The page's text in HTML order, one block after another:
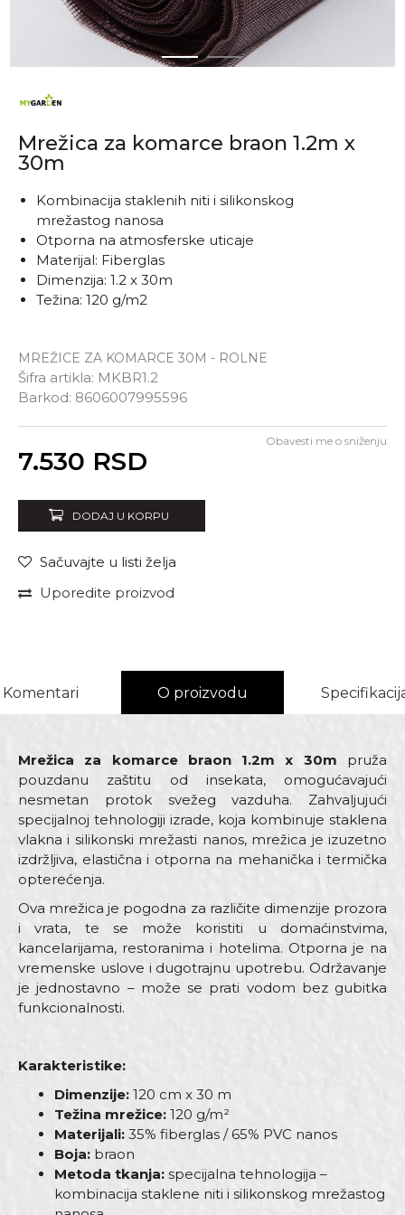
1 2
Mrežica za komarce braon 1.2m x
30m
MREŽICE ZA KOMARCE 30M - ROLNE
Šifra artikla: MKBR1.2
Barkod: 8606007995596
Kombinacija staklenih niti i silikonskog
mrežastog nanosa
Otporna na atmosferske uticaje
Materijal: Fiberglas
Dimenzija: 1.2 x 30m
Težina: 120 g/m2
7.530 RSD
Obavesti me o sniženju
DODAJ U KORPU
Sačuvajte u listi želja
Uporedite proizvod
Komentari O proizvodu
Mrežica za komarce braon 1.2m x 30m pruža
pouzdanu zaštitu od insekata, omogućavajući
nesmetan protok svežeg vazduha. Zahvaljujući
specijalnoj tehnologiji izrade, koja kombinuje staklena
vlakna i silikonski mrežasti nanos, mrežica je izuzetno
izdržljiva, elastična i otporna na mehanička i termička
opterećenja.
Ova mrežica je pogodna za različite dimenzije prozora
i vrata, te se može koristiti u domaćinstvima,
kancelarijama, restoranima i hotelima. Otporna je na
vremenske uslove i dugotrajnu upotrebu. Održavanje
je jednostavno – može se prati vodom bez gubitka
funkcionalnosti.
Karakteristike:
Dimenzije: 120 cm x 30 m
Težina mrežice: 120 g/m²
Materijali: 35% fiberglas / 65% PVC nanos
Boja: braon
Metoda tkanja: specijalna tehnologija –
kombinacija staklene niti i silikonskog mrežastog